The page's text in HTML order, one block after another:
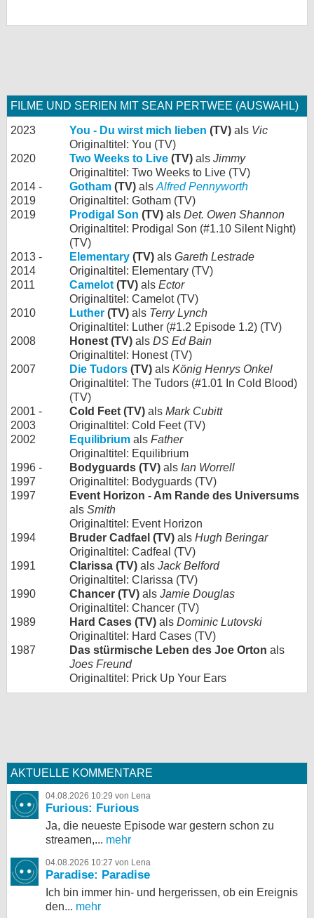
FILME UND SERIEN MIT SEAN PERTWEE (AUSWAHL)
2023 You - Du wirst mich lieben (TV) als Vic
Originaltitel: You (TV)
2020
Two Weeks to Live (TV) als Jimmy
Originaltitel: Two Weeks to Live (TV)
2014 -
2019
Gotham (TV) als Alfred Pennyworth
Originaltitel: Gotham (TV)
2019
Prodigal Son (TV) als Det. Owen Shannon
Originaltitel: Prodigal Son (#1.10 Silent Night)
(TV)
2013 -
2014
Elementary (TV) als Gareth Lestrade
Originaltitel: Elementary (TV)
2011
Camelot (TV) als Ector
Originaltitel: Camelot (TV)
2010
Luther (TV) als Terry Lynch
Originaltitel: Luther (#1.2 Episode 1.2) (TV)
2008
Honest (TV) als DS Ed Bain
Originaltitel: Honest (TV)
2007
Die Tudors (TV) als König Henrys Onkel
Originaltitel: The Tudors (#1.01 In Cold Blood)
(TV)
2001 -
2003
Cold Feet (TV) als Mark Cubitt
Originaltitel: Cold Feet (TV)
2002
Equilibrium als Father
Originaltitel: Equilibrium
1996 -
1997
Bodyguards (TV) als Ian Worrell
Originaltitel: Bodyguards (TV)
1997
Event Horizon - Am Rande des Universums
als Smith
Originaltitel: Event Horizon
1994
Bruder Cadfael (TV) als Hugh Beringar
Originaltitel: Cadfeal (TV)
1991
Clarissa (TV) als Jack Belford
Originaltitel: Clarissa (TV)
1990
Chancer (TV) als Jamie Douglas
Originaltitel: Chancer (TV)
1989
Hard Cases (TV) als Dominic Lutovski
Originaltitel: Hard Cases (TV)
1987
Das stürmische Leben des Joe Orton als
Joes Freund
Originaltitel: Prick Up Your Ears
AKTUELLE KOMMENTARE
04.08.2026 10:29 von Lena
Furious: Furious
Ja, die neueste Episode war gestern schon zu
streamen,... mehr
04.08.2026 10:27 von Lena
Paradise: Paradise
Ich bin immer hin- und hergerissen, ob ein Ereignis
den... mehr